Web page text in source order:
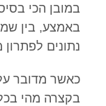
במובן הכי
באמצע, בין
נתונים
כאשר מדובר
בקצרה מהי